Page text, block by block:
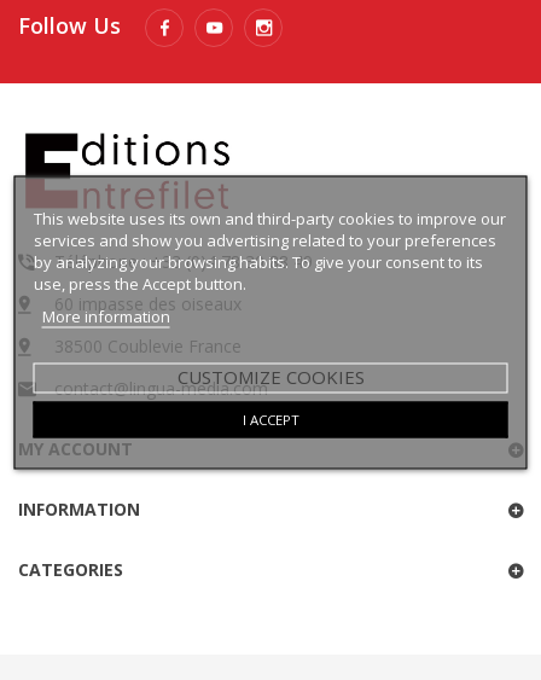
This website uses its own and third-party cookies to improve our
services and show you advertising related to your preferences
by analyzing your browsing habits. To give your consent to its
use, press the Accept button.
More information
CUSTOMIZE COOKIES
I ACCEPT
Follow Us
Téléphone : +33 (0)4 78 30 88 49
60 impasse des oiseaux
38500 Coublevie France
contact@lingua-media.com
MY ACCOUNT
INFORMATION
CATEGORIES